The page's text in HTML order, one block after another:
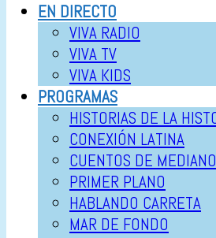
EN DIRECTO
VIVA RADIO
VIVA TV
VIVA KIDS
PROGRAMAS
HISTORIAS DE LA
CONEXIÓN LATINA
CUENTOS DE
PRIMER PLANO
HABLANDO CARRETA
MAR DE FONDO